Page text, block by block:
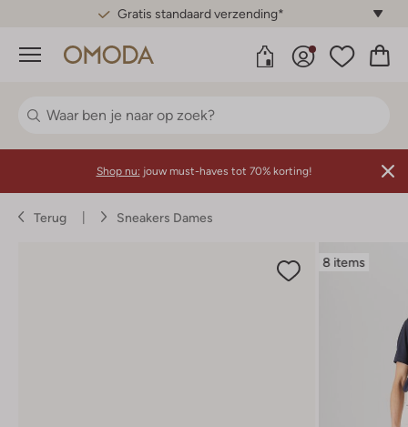
Gratis standaard verzending*
Menu
Shop nu: jouw must-haves tot 70% korting!
Terug Sneakers Dames
8 items